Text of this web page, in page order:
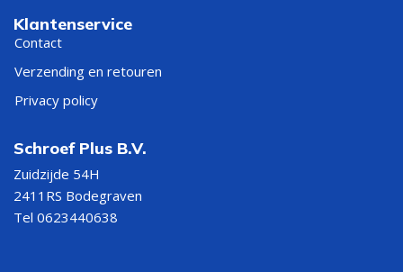
Klantenservice
Contact
Verzending en retouren
Privacy policy
Schroef Plus B.V.
Zuidzijde 54H
2411RS Bodegraven
Tel 0623440638